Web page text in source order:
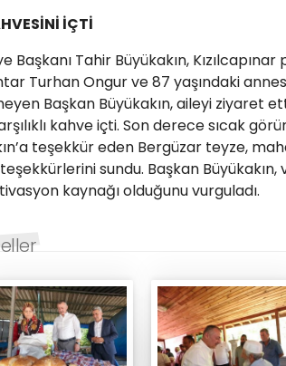
İÇTİ
Başkanı Tahir Büyükakın,
Turhan Ongur ve 87 yaşındaki
Başkan Büyükakın, aileyi ziyaret
kahve içti. Son derece sıcak
teşekkür eden Bergüzar teyze,
sundu. Başkan
kaynağı olduğunu vurguladı.